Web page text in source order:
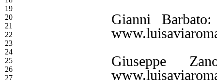
19
20
21
22
23
24
25
26
27
Gianni
Giuseppe